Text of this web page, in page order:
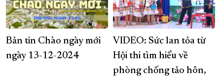
Bản tin Chào ngày mới
ngày 13-12-2024
VIDEO: Sức lan tỏa từ
Hội thi tìm hiểu về
phòng chống tảo hôn,